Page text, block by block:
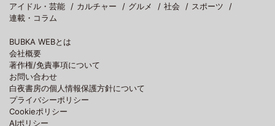
アイドル・芸能
カルチャー グルメ 社会
スポーツ
連載・コラム
BUBKA WEBとは
会社概要
著作権/免責事項について
お問い合わせ
白夜書房の個人情報保護方針について
プライバシーポリシー
Cookieポリシー
AIポリシー